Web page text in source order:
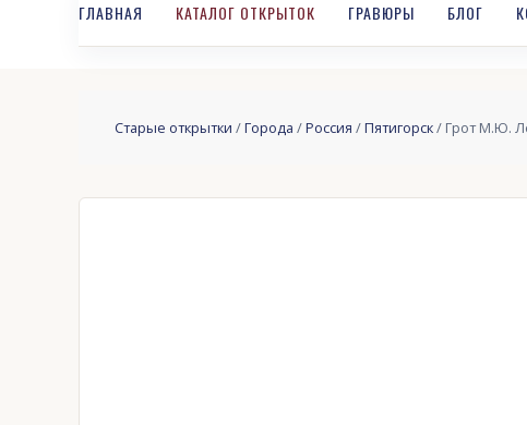
ГЛАВНАЯ КАТАЛОГ ОТКРЫТОК ГРАВЮРЫ БЛОГ
Старые открытки /Города /Россия /Пятигорск/ Грот М.Ю.